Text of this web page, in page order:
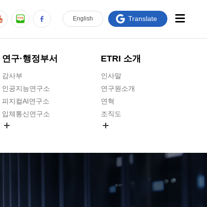
연구·행정부서
감사부
인공지능연구소
피지컬AI연구소
입체통신연구소
ETRI 소개
인사말
연구원소개
연혁
조직도
연구원 고객헌장
주요업무연락처
English Translate